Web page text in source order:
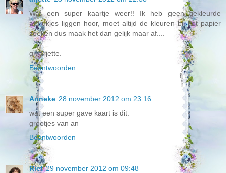
Wat een super kaartje weer!! Ik heb geen gekleurde
afdrukjes liggen hoor, moet altijd de kleuren bij het papier
zoeken dus maak het dan gelijk maar af....
gr. arjette.
Beantwoorden
Anneke 28 november 2012 om 23:16
wat een super gave kaart is dit.
groetjes van an
Beantwoorden
Riet 29 november 2012 om 09:48